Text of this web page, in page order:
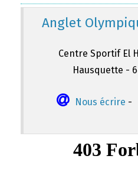
Anglet
Centre Sportif El
Hausquette -
Nous écrire -